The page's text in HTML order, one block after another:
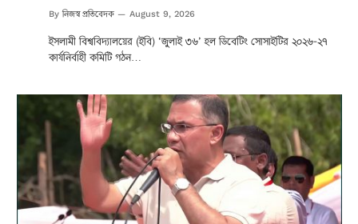
By নিজস্ব প্রতিবেদক August 9, 2026
ইসলামী বিশ্ববিদ্যালয়ের (ইবি) ‘জুলাই ৩৬’ হল ডিবেটিং সোসাইটির ২০২৬-২৭
কার্যনির্বাহী কমিটি গঠন…